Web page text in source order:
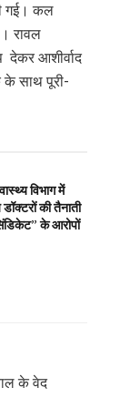
गई। कल
रावल
देकर आशीर्वाद
के साथ पूरी-
विभाग में
की तैनाती
के आरोपों
के वेद